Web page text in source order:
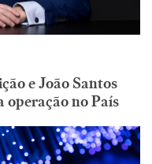
e João Santos
operação no País